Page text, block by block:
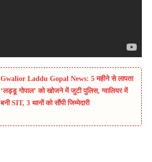
Gwalior Laddu Gopal News: 5 महीने से लापता
‘लड्डू गोपाल’ को खोजने में जुटी पुलिस, ग्वालियर में
बनी SIT, 3 थानों को सौंपी जिम्मेदारी